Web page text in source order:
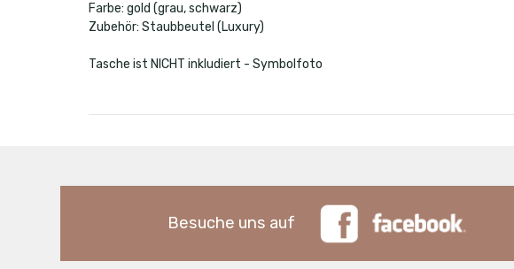
Farbe: gold (grau, schwarz)
Zubehör: Staubbeutel (Luxury)
Tasche ist NICHT inkludiert - Symbolfoto
Besuche uns auf